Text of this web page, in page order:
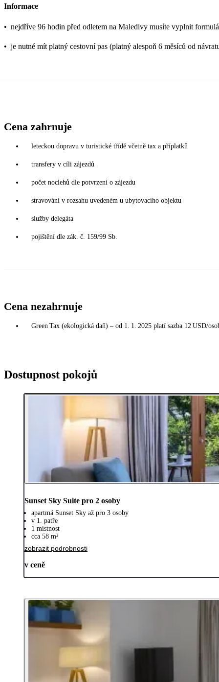
Informace
• nejdříve 96 hodin před odletem na Maledivy musíte vyplnit
• je nutné mít platný cestovní pas (platný alespoň 6 měsíců od
Cena zahrnuje
leteckou dopravu v turistické třídě včetně tax a příplatků
transfery v cíli zájezdů
počet noclehů dle potvrzení o zájezdu
stravování v rozsahu uvedeném u ubytovacího objektu
služby delegáta
pojištění dle zák. č. 159/99 Sb.
Cena nezahrnuje
Green Tax (ekologická daň) – od 1. 1. 2025 platí sazba 12 USD/
Dostupnost pokojů
Sunset Sky Suite pro 2 osoby
apartmá Sunset Sky až pro 3 osoby
v 1. patře
1 místnost
cca 58 m²
zobrazit podrobnosti
v ceně